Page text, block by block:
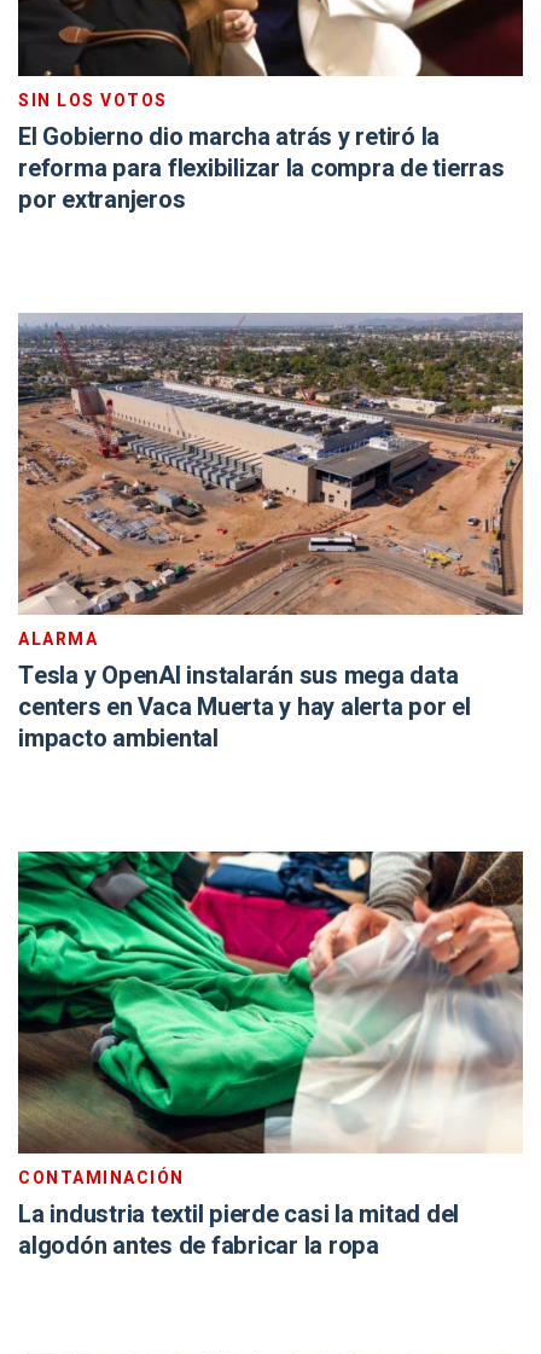
SIN LOS VOTOS
El Gobierno dio marcha atrás y retiró la
reforma para flexibilizar la compra de tierras
por extranjeros
ALARMA
Tesla y OpenAI instalarán sus mega data
centers en Vaca Muerta y hay alerta por el
impacto ambiental
CONTAMINACIÓN
La industria textil pierde casi la mitad del
algodón antes de fabricar la ropa